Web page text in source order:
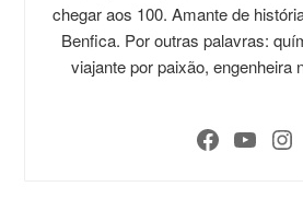
chegar aos 100. Amante de
Benfica. Por outras palavras:
viajante por paixão, engenheira